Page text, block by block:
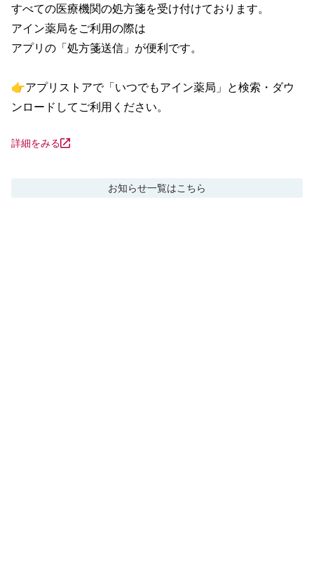
すべての医療機関の処方箋を受け付けております。
アイン薬局をご利用の際は
アプリの「処方箋送信」が便利です。
👉アプリストアで「いつでもアイン薬局」と検索・ダウ
ンロードしてご利用ください。
詳細をみる
お知らせ一覧はこちら